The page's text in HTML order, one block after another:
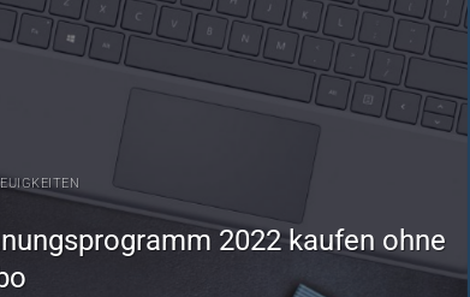
2022 kaufen ohne